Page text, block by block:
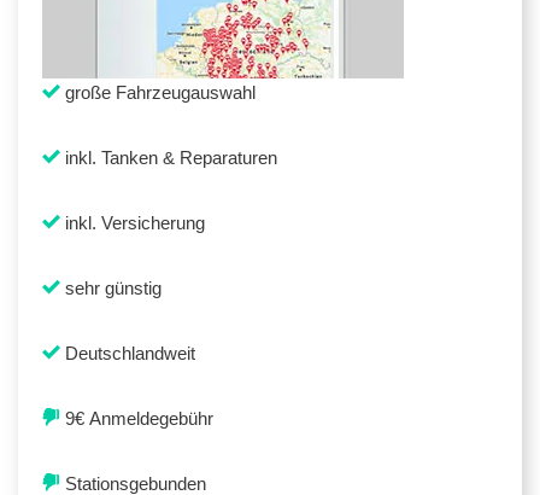
große Fahrzeugauswahl
inkl. Tanken & Reparaturen
inkl. Versicherung
sehr günstig
Deutschlandweit
9€ Anmeldegebühr
Stationsgebunden